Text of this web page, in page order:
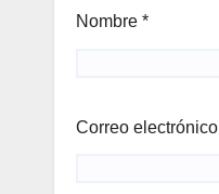
Nombre *
Correo electrónico